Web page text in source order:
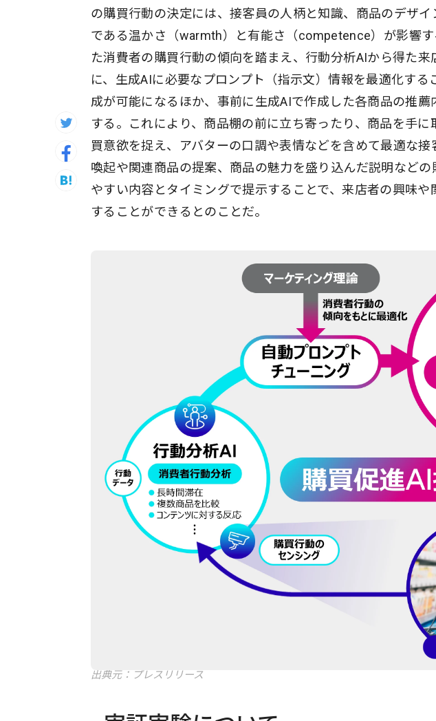
の購買行動の決定には、接客員の人柄と知識、商品のデザ
である温かさ（warmth）と有能さ（competence）が影響
た消費者の購買行動の傾向を踏まえ、行動分析AIから得た
に、生成AIに必要なプロンプト（指示文）情報を最適化す
成が可能になるほか、事前に生成AIで作成した各商品の推
する。これにより、商品棚の前に立ち寄ったり、商品を手
買意欲を捉え、アバターの口調や表情などを含めて最適な
喚起や関連商品の提案、商品の魅力を盛り込んだ説明など
やすい内容とタイミングで提示することで、来店者の興味
することができるとのことだ。
出典元：プレスリリース